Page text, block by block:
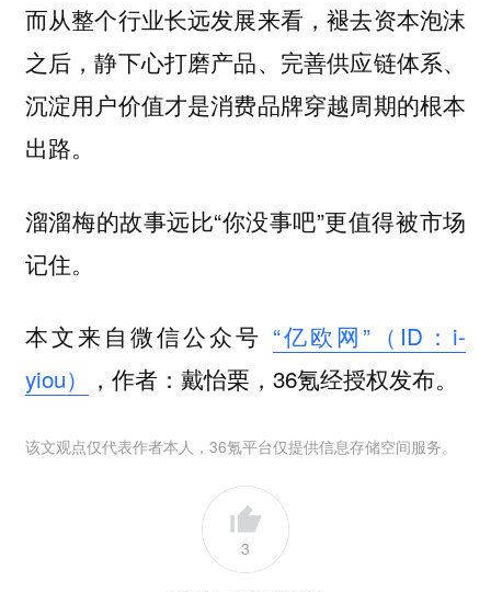
而从整个行业长远发展来看，褪去资本泡沫
之后，静下心打磨产品、完善供应链体系、
沉淀用户价值才是消费品牌穿越周期的根本
出路。
溜溜梅的故事远比“你没事吧”更值得被市场
记住。
本文来自微信公众号 “亿欧网”（ID：i-
yiou）
，作者：戴怡栗，36氪经授权发布。
该文观点仅代表作者本人，36氪平台仅提供信息存储空间服务。
3